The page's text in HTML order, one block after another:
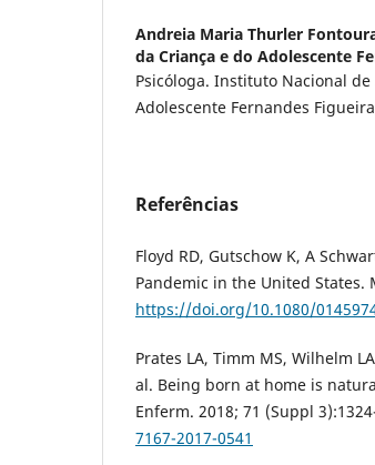
Andreia Maria Thurler
da Criança e do Adolescente
Psicóloga. Instituto Nacional
Adolescente Fernandes
Referências
Floyd RD, Gutschow K, A
Pandemic in the United States.
https://doi.org/10.1080/
Prates LA, Timm MS, Wilhelm
al. Being born at home is
Enferm. 2018; 71 (Suppl
7167-2017-0541